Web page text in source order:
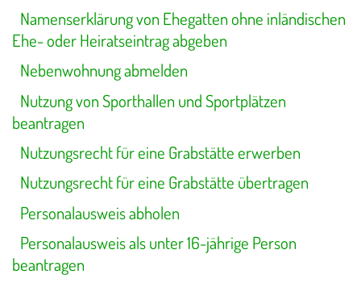
Namenserklärung von Ehegatten ohne inländischen
Ehe- oder Heiratseintrag abgeben
Nebenwohnung abmelden
Nutzung von Sporthallen und Sportplätzen
beantragen
Nutzungsrecht für eine Grabstätte erwerben
Nutzungsrecht für eine Grabstätte übertragen
Personalausweis abholen
Personalausweis als unter 16-jährige Person
beantragen